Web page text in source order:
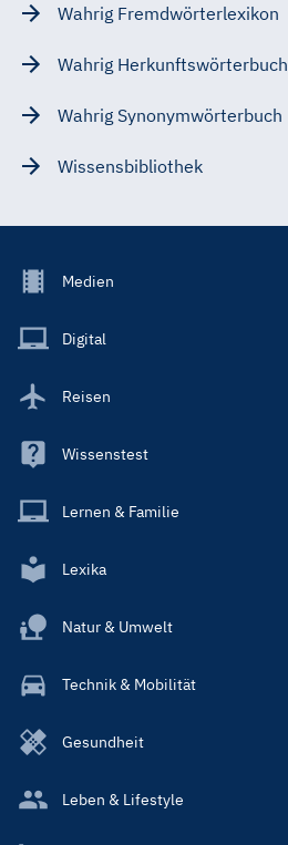
Wahrig Fremdwörterlexikon
Wahrig Herkunftswörterbuch
Wahrig Synonymwörterbuch
Wissensbibliothek
Footer
Main
Medien
Digital
Reisen
Wissenstest
Lernen & Familie
Lexika
Natur & Umwelt
Technik & Mobilität
Gesundheit
Leben & Lifestyle